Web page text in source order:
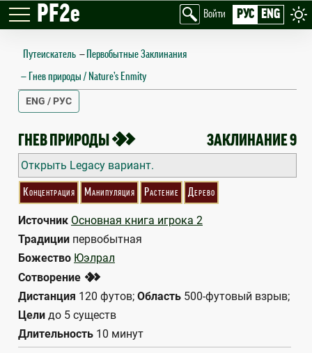
PF2e Войти РУС ENG
Путеискатель —
Первобытные Заклинания
Гнев природы / Nature’s Enmity
ENG / РУС
ГНЕВ ПРИРОДЫ
NATURE’S ENMITY2 ЗАКЛИНАНИЕ 9
Открыть Legacy вариант.
Концентрация Манипуляция Растение Дерево
Источник Основная книга игрока 2
Традиции первобытная
Божество Юэлрал
Сотворение 2
Дистанция 120 футов; Область 500-футовый взрыв;
Цели до 5 существ
Длительность 10 минут